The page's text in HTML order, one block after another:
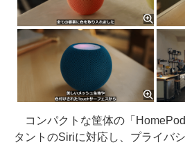
コンパクトな筐体の「
タントのSiriに対応し、プライバ